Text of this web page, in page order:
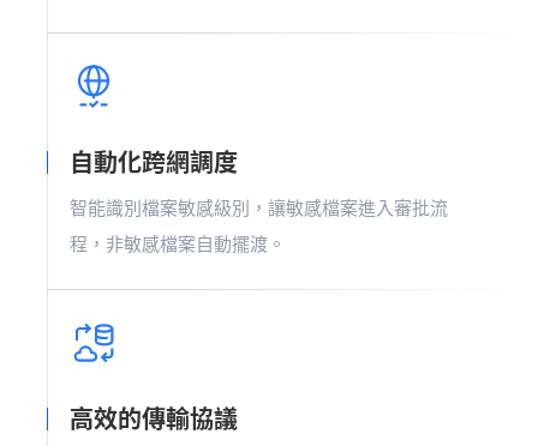
自動化跨網調度
智能識別檔案敏感級別，讓敏感檔案進入審批流
程，非敏感檔案自動擺渡。
高效的傳輸協議